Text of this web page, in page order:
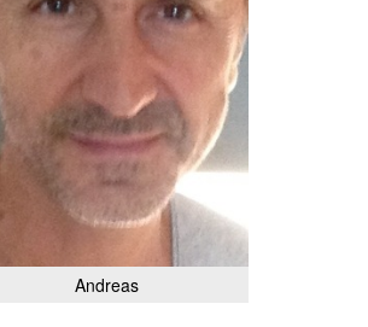
Andreas